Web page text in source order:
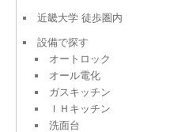
近畿大学 徒歩圏内
設備で探す
オートロック
オール電化
ガスキッチン
ＩＨキッチン
洗面台